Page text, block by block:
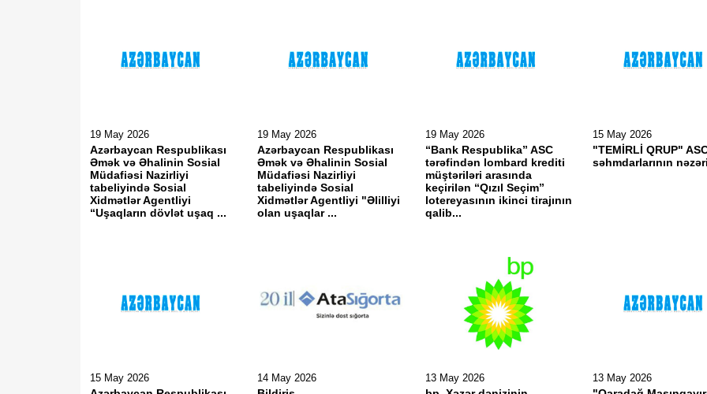
19 May 2026
Azərbaycan Respublikası
Əmək və Əhalinin Sosial
Müdafiəsi Nazirliyi
tabeliyində Sosial
Xidmətlər Agentliyi
“Uşaqların dövlət uşaq ...
19 May 2026
Azərbaycan Respublikası
Əmək və Əhalinin Sosial
Müdafiəsi Nazirliyi
tabeliyində Sosial
Xidmətlər Agentliyi "Əlilliyi
olan uşaqlar ...
19 May 2026
“Bank Respublika” ASC
tərəfindən lombard krediti
müştəriləri arasında
keçirilən “Qızıl Seçim”
lotereyasının ikinci tirajının
qalib...
15 May 2026
"TEMİRLİ QRUP"
səhmdarlarının
15 May 2026 14 May 2026 13 May 2026 13 May 2026